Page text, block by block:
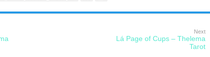
Next
Lá Page of Cups – Thelema
Tarot